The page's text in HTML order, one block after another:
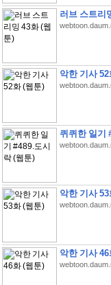
러브 스트리
악한 기사
퀴퀴한 일기
악한 기사
악한 기사